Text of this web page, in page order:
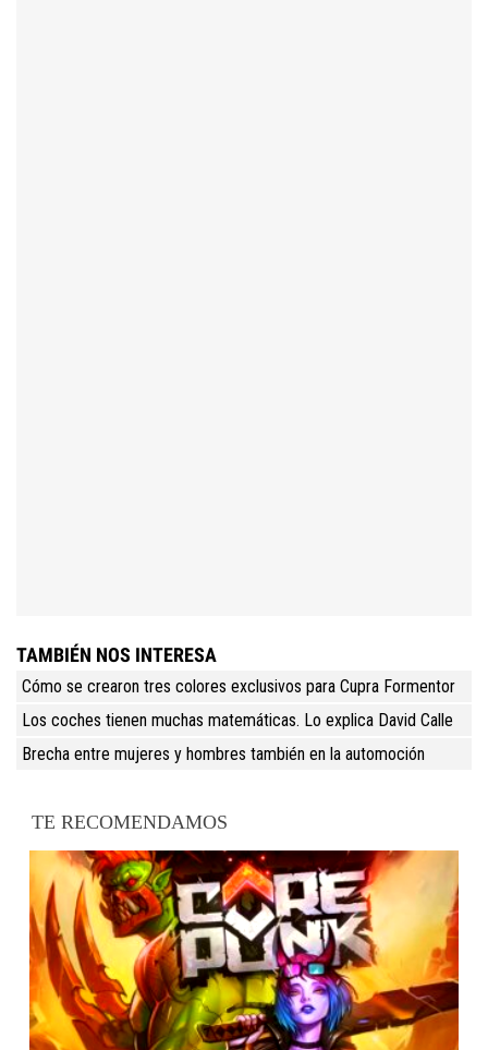
TAMBIÉN NOS INTERESA
Cómo se crearon tres colores exclusivos para Cupra Formentor
Los coches tienen muchas matemáticas. Lo explica David Calle
Brecha entre mujeres y hombres también en la automoción
TE RECOMENDAMOS